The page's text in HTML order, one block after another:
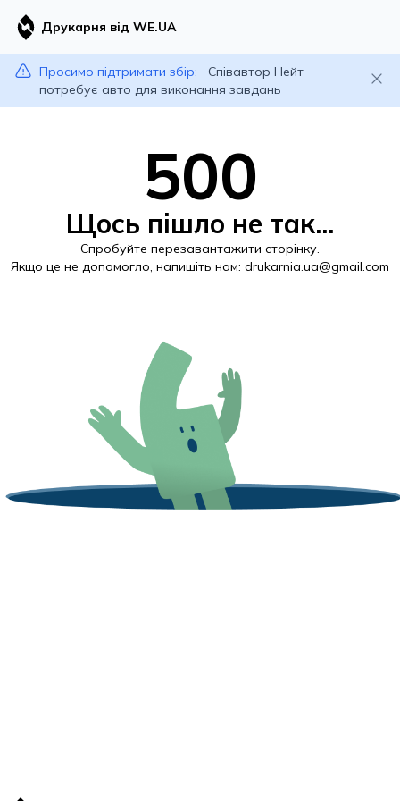
Друкарня від WE.UA
Просимо підтримати збір:
Співавтор Нейт
потребує авто для виконання завдань
500
Щось пішло не так...
Спробуйте перезавантажити сторінку.
Якщо це не допомогло, напишіть нам: drukarnia.ua@gmail.com